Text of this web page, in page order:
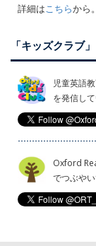
詳細は こちらから。
「キッズクラ
児童英語
を発信して
Oxford
でつぶやい